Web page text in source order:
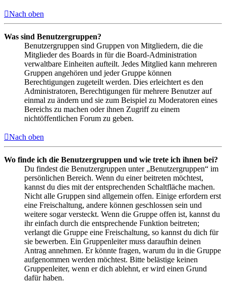
Nach oben
Was sind Benutzergruppen?
Benutzergruppen sind Gruppen von Mitgliedern, die die
Mitglieder des Boards in für die Board-Administration
verwaltbare Einheiten aufteilt. Jedes Mitglied kann mehreren
Gruppen angehören und jeder Gruppe können
Berechtigungen zugeteilt werden. Dies erleichtert es den
Administratoren, Berechtigungen für mehrere Benutzer auf
einmal zu ändern und sie zum Beispiel zu Moderatoren eines
Bereichs zu machen oder ihnen Zugriff zu einem
nichtöffentlichen Forum zu geben.
Nach oben
Wo finde ich die Benutzergruppen und wie trete ich ihnen bei?
Du findest die Benutzergruppen unter „Benutzergruppen“ im
persönlichen Bereich. Wenn du einer beitreten möchtest,
kannst du dies mit der entsprechenden Schaltfläche machen.
Nicht alle Gruppen sind allgemein offen. Einige erfordern erst
eine Freischaltung, andere können geschlossen sein und
weitere sogar versteckt. Wenn die Gruppe offen ist, kannst du
ihr einfach durch die entsprechende Funktion beitreten;
verlangt die Gruppe eine Freischaltung, so kannst du dich für
sie bewerben. Ein Gruppenleiter muss daraufhin deinen
Antrag annehmen. Er könnte fragen, warum du in die Gruppe
aufgenommen werden möchtest. Bitte belästige keinen
Gruppenleiter, wenn er dich ablehnt, er wird einen Grund
dafür haben.